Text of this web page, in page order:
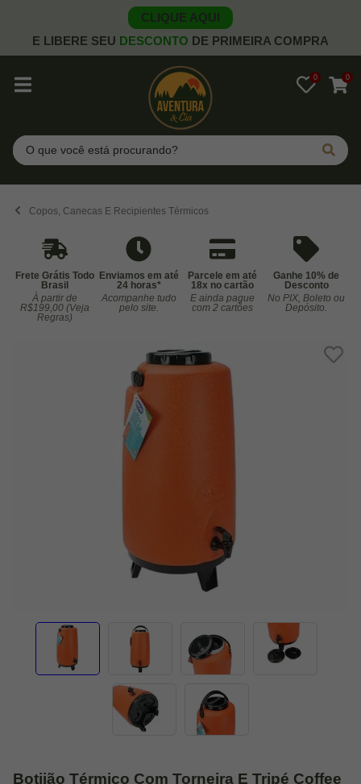
CLIQUE AQUI
E LIBERE SEU DESCONTO DE PRIMEIRA COMPRA
0 0
Pesquisar
Copos, Canecas E Recipientes Térmicos
Frete Grátis Todo
Brasil
À partir de
R$199,00 (Veja
Regras)
Enviamos em até
24 horas*
Acompanhe tudo
pelo site.
Parcele em até
18x no cartão
E ainda pague
com 2 cartões
Ganhe 10% de
Desconto
No PIX, Boleto ou
Depósito.
Botijão Térmico Com Torneira E Tripé Coffee